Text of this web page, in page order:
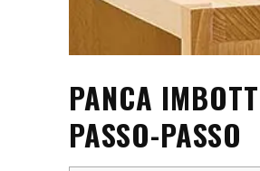
PANCA
PASSO-PASSO